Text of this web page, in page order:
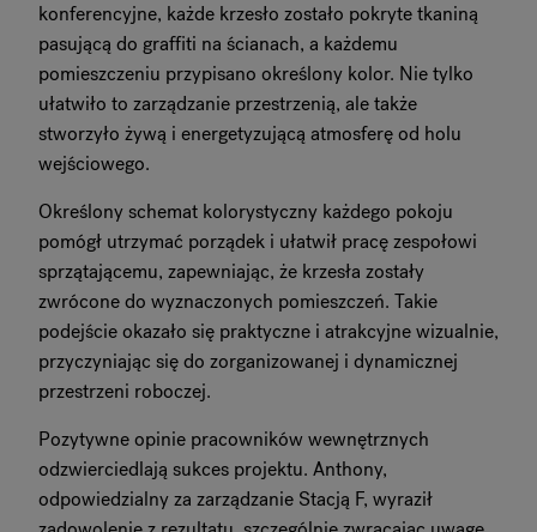
konferencyjne, każde krzesło zostało pokryte tkaniną
pasującą do graffiti na ścianach, a każdemu
pomieszczeniu przypisano określony kolor. Nie tylko
ułatwiło to zarządzanie przestrzenią, ale także
stworzyło żywą i energetyzującą atmosferę od holu
wejściowego.
Określony schemat kolorystyczny każdego pokoju
pomógł utrzymać porządek i ułatwił pracę zespołowi
sprzątającemu, zapewniając, że krzesła zostały
zwrócone do wyznaczonych pomieszczeń. Takie
podejście okazało się praktyczne i atrakcyjne wizualnie,
przyczyniając się do zorganizowanej i dynamicznej
przestrzeni roboczej.
Pozytywne opinie pracowników wewnętrznych
odzwierciedlają sukces projektu. Anthony,
odpowiedzialny za zarządzanie Stacją F, wyraził